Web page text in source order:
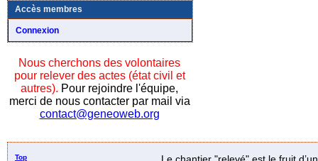
Accès membres
Connexion
Nous cherchons des volontaires
pour relever des actes (état civil et
autres). Pour rejoindre l'équipe,
merci de nous contacter par mail via
contact@geneoweb.org
Top